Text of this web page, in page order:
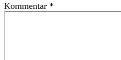
Kommentar *